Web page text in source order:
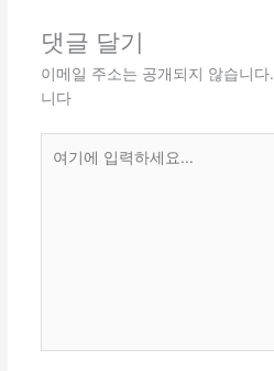
댓글 달기
이메일 주소는 공개되지 않습니다.
니다